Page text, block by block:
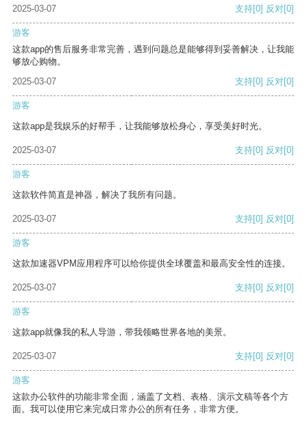
2025-03-07 支持[0] 反对[0]
游客
这款app的售后服务非常完善，遇到问题总是能够得到妥善解决，让我能
够放心购物。
2025-03-07
支持[0] 反对[0]
游客
这款app是我娱乐的好帮手，让我能够放松身心，享受美好时光。
2025-03-07 支持[0] 反对[0]
游客
这款软件简直是神器，解决了我所有问题。
2025-03-07 支持[0] 反对[0]
游客
这款加速器VPM应用程序可以给你提供全球覆盖和最高安全性的连接。
2025-03-07 支持[0] 反对[0]
游客
这款app就像我的私人导游，带我领略世界各地的美景。
2025-03-07 支持[0] 反对[0]
游客
这款办公软件的功能非常全面，涵盖了文档、表格、演示文稿等各个方
面。我可以使用它来完成日常办公的所有任务，非常方便。